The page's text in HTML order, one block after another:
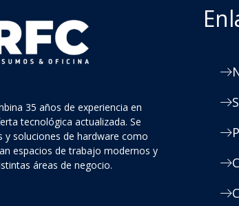
35 años de experiencia en
tecnológica actualizada. Se
y soluciones de hardware como
espacios de trabajo modernos y
áreas de negocio.